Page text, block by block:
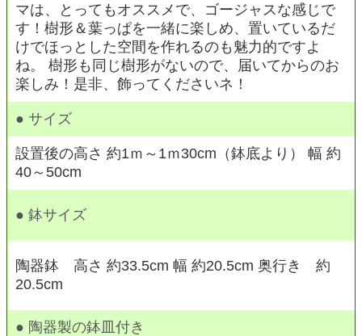
マは、とってもオススメで、ゴージャスな感じで
す！樹形＆葉っぱを一緒に楽しめ、置いているだ
けでほっとした空間を作れるのも魅力的ですよ
ね。 樹形も同じ樹形がないので、届いてからのお
楽しみ！是非、飾ってくださいネ！
● サイズ
設置後の高さ 約1ｍ～1ｍ30cm（鉢底より） 幅 約
40～50cm
● 鉢サイズ
陶器鉢 高さ 約33.5cm 幅 約20.5cm 奥行き 約
20.5cm
● 陶器製の鉢皿付き